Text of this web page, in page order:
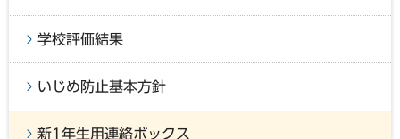
学校評価結果
いじめ防止基本方針
新1年生用連絡ボックス